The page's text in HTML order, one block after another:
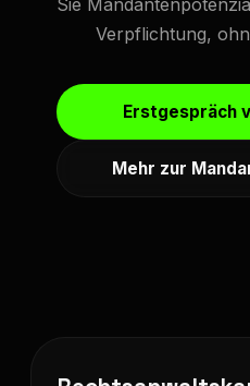
Sie
Verpflichtung,
Erstgespräch
Mehr zur